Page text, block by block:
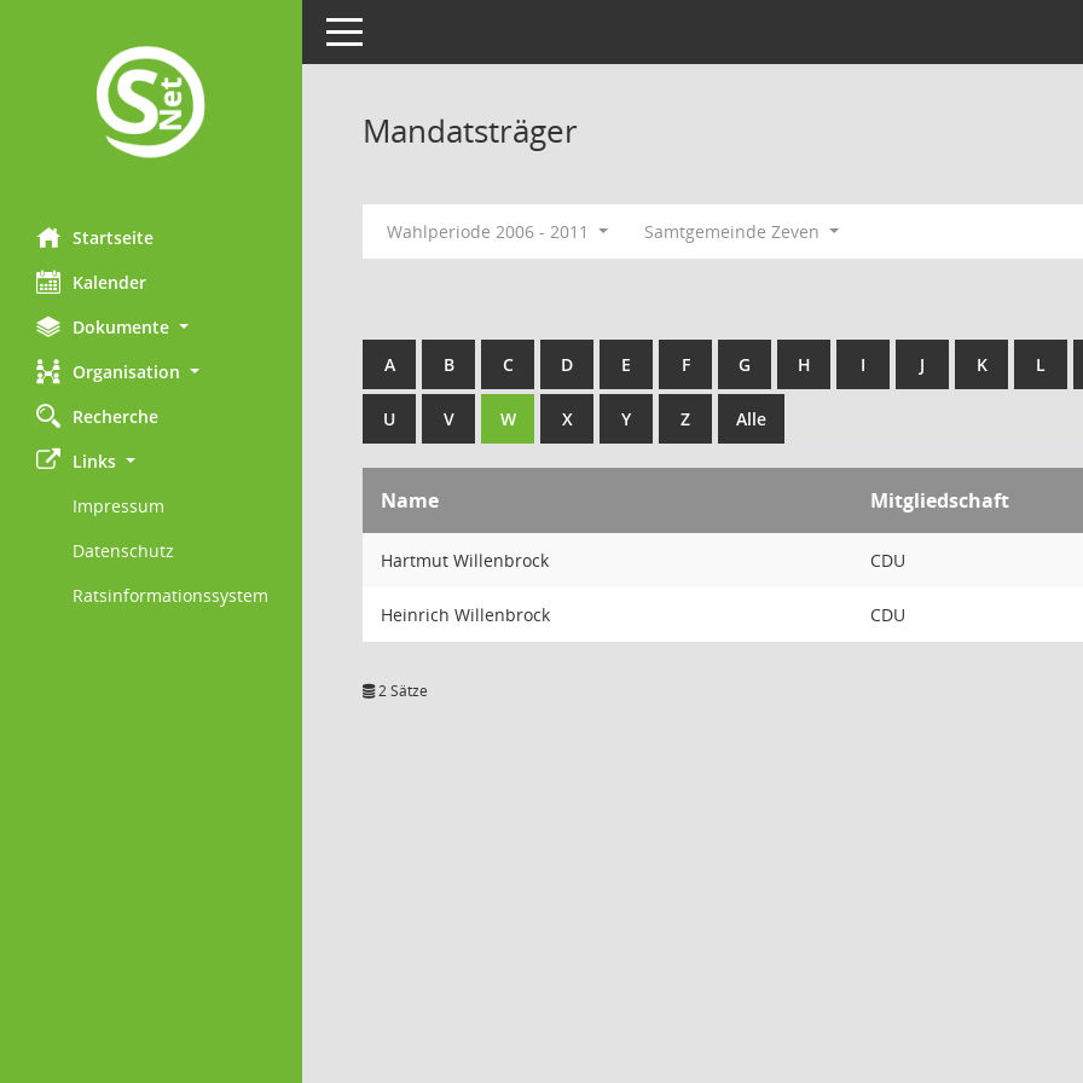
Startseite
Kalender
Dokumente
Organisation
Recherche
Links
Impressum
Datenschutz
Ratsinformationssystem
Toggle navigation
Mandatsträger
Wahlperiode 2006 - 2011 Samtgemeinde Zeven
A B C D E F G H I J K L
U V W X Y Z Alle
Name Mitgliedschaft
Hartmut Willenbrock CDU
Heinrich Willenbrock CDU
2 Sätze